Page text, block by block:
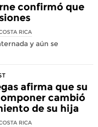
confirmó que
RICA
y aún se
afirma que su
cambió
de su hija
RICA